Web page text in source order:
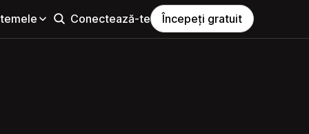
Conectează-te Începeți gratuit